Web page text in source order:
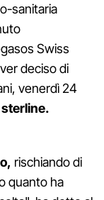
sanitaria
Swiss
deciso di
venerdì 24
rischiando di
quanto ha